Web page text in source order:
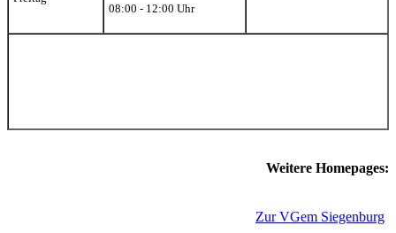
08:00 - 12:00 Uhr
Weitere Homepages:
Zur VGem Siegenburg